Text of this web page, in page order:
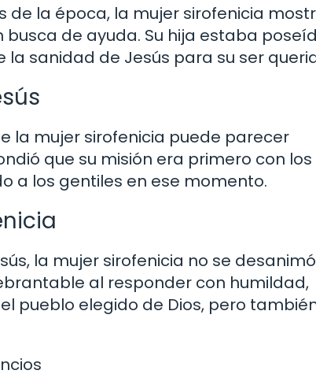
de la época, la mujer sirofenicia
de ayuda. Su hija estaba
sanidad de Jesús para su ser
la mujer sirofenicia puede parecer
que su misión era primero con los
a los gentiles en ese momento.
la mujer sirofenicia no se
al responder con humildad,
pueblo elegido de Dios, pero